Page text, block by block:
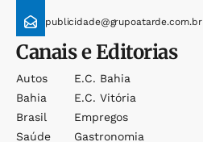
publicidade@grupoatarde.com.br
Canais e Editorias
Autos
Bahia
Brasil
Saúde
E.c. Bahia
E.c. Vitória
Empregos
Gastronomia